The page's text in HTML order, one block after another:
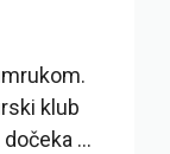
klub
...